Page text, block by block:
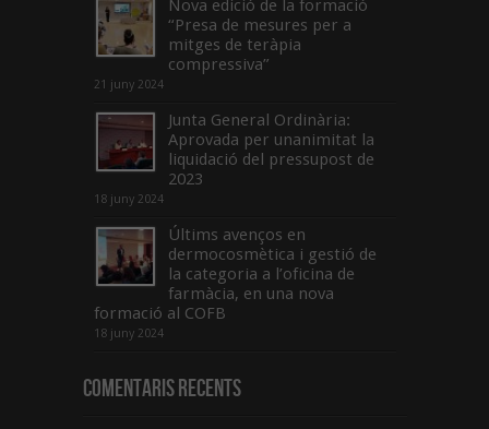
Nova edició de la formació
“Presa de mesures per a
mitges de teràpia
compressiva”
21 juny 2024
Junta General Ordinària:
Aprovada per unanimitat la
liquidació del pressupost de
2023
18 juny 2024
Últims avenços en
dermocosmètica i gestió de
la categoria a l’oficina de
farmàcia, en una nova
formació al COFB
18 juny 2024
Comentaris Recents